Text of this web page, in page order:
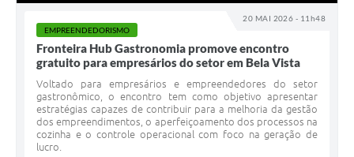
20 MAI 2026 - 11h48
EMPREENDEDORISMO
Fronteira Hub Gastronomia promove encontro
gratuito para empresários do setor em Bela Vista
Voltado para empresários e empreendedores do setor
gastronômico, o encontro tem como objetivo apresentar
estratégias capazes de contribuir para a melhoria da gestão
dos empreendimentos, o aperfeiçoamento dos processos na
cozinha e o controle operacional com foco na geração de
lucro.